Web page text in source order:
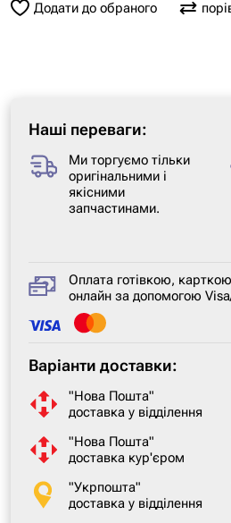
Додати до обраного
Наші переваги:
Ми торгуємо тільки
оригінальними і
якісними
запчастинами.
Оплата готівкою,
онлайн за допомогою
Варіанти доставки:
"Нова Пошта"
доставка у відділення
"Нова Пошта"
доставка кур'єром
"Укрпошта"
доставка у відділення